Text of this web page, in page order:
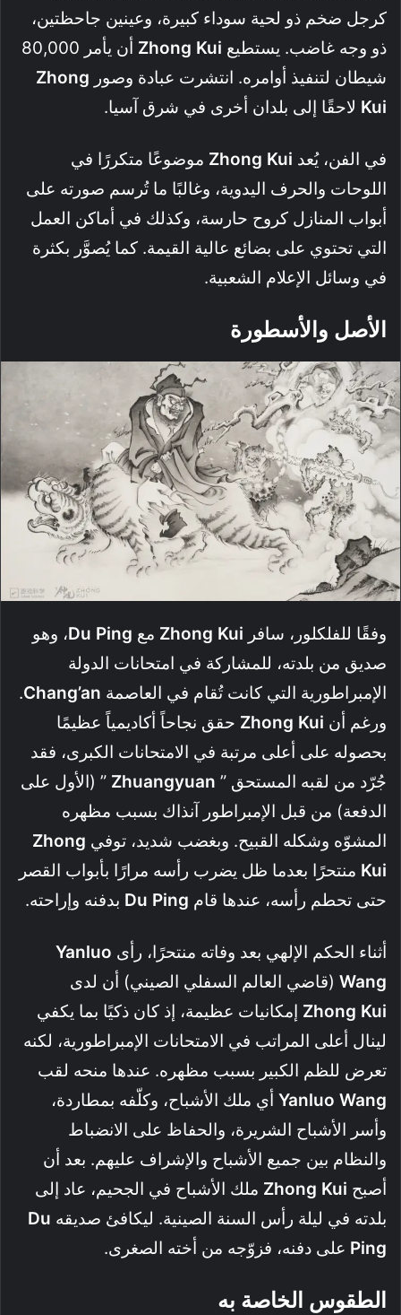
كرجل ضخم ذو لحية سوداء كبيرة، وعينين جاحظتين،
ذو وجه غاضب. يستطيع Zhong Kui
أن يأمر 80,000
شيطان لتنفيذ أوامره. انتشرت عبادة وصور Zhong
Kui لاحقًا إلى بلدان أخرى في شرق آسيا.
في الفن، يُعد Zhong Kui موضوعًا متكررًا في
اللوحات والحرف اليدوية، وغالبًا ما تُرسم صورته على
أبواب المنازل كروح حارسة، وكذلك في أماكن العمل
التي تحتوي على بضائع عالية القيمة. كما يُصوَّر بكثرة
في وسائل الإعلام الشعبية.
الأصل والأسطورة
وفقًا للفلكلور، سافر Zhong Kui مع Du Ping، وهو
صديق من بلدته، للمشاركة في امتحانات الدولة
الإمبراطورية التي كانت تُقام في العاصمة Chang’an
.
ورغم أن Zhong Kui حقق نجاحاً أكاديمياً عظيمًا
بحصوله على أعلى مرتبة في الامتحانات الكبرى، فقد
جُرّد من لقبه المستحق ” Zhuangyuan ” (الأول على
الدفعة) من قبل الإمبراطور آنذاك بسبب مظهره
المشوّه وشكله القبيح. وبغضب شديد، توفي Zhong
Kui منتحرًا بعدما ظل يضرب رأسه مرارًا بأبواب القصر
حتى تحطم رأسه، عندها قام Du Ping بدفنه وإراحته.
أثناء الحكم الإلهي بعد وفاته منتحرًا، رأى Yanluo
Wang (قاضي العالم السفلي الصيني) أن لدى
Zhong Kui إمكانيات عظيمة، إذ كان ذكيًا بما يكفي
لينال أعلى المراتب في الامتحانات الإمبراطورية، لكنه
تعرض للظم الكبير بسبب مظهره. عندها منحه لقب
Yanluo Wang أي ملك الأشباح، وكلّفه بمطاردة،
وأسر الأشباح الشريرة، والحفاظ على الانضباط
والنظام بين جميع الأشباح والإشراف عليهم. بعد أن
أصبح Zhong Kui ملك الأشباح في الجحيم، عاد إلى
بلدته في ليلة رأس السنة الصينية. ليكافئ صديقه Du
Ping على دفنه، فزوّجه من أخته الصغرى.
الطقوس الخاصة به